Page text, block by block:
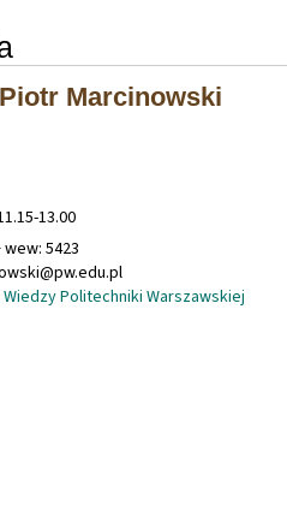
Marcinowski
13.00
wew: 5423
.edu.pl
Politechniki Warszawskiej